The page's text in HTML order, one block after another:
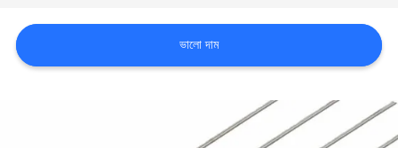
করুন
ভালো দাম